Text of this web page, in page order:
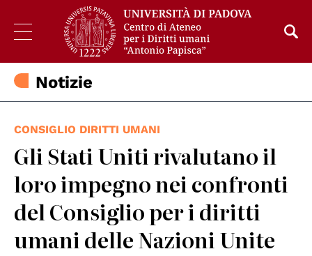
Notizie
CONSIGLIO DIRITTI UMANI
Gli Stati Uniti rivalutano il
loro impegno nei confronti
del Consiglio per i diritti
umani delle Nazioni Unite